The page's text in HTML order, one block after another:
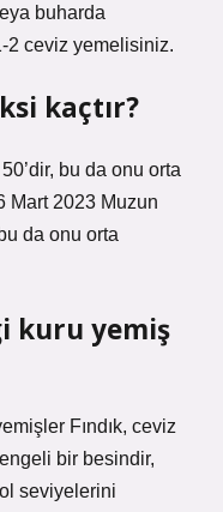
buharda
2 ceviz yemelisiniz.
kaçtır?
bu da onu orta
Mart 2023 Muzun
da onu orta
kuru yemiş
Fındık, ceviz
bir besindir,
seviyelerini